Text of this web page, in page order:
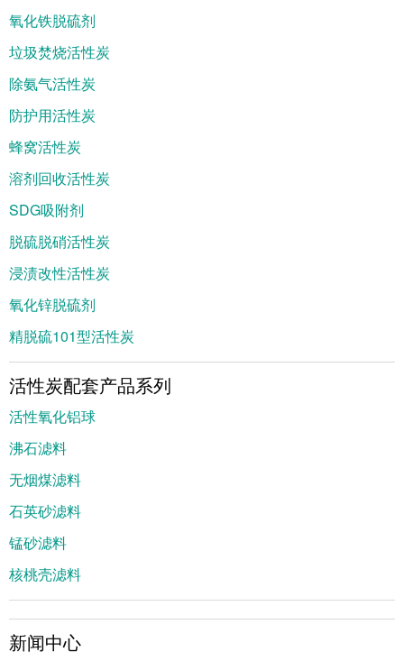
氧化铁脱硫剂
垃圾焚烧活性炭
除氨气活性炭
防护用活性炭
蜂窝活性炭
溶剂回收活性炭
SDG吸附剂
脱硫脱硝活性炭
浸渍改性活性炭
氧化锌脱硫剂
精脱硫101型活性炭
活性炭配套产品系列
活性氧化铝球
沸石滤料
无烟煤滤料
石英砂滤料
锰砂滤料
核桃壳滤料
新闻中心